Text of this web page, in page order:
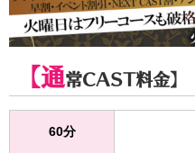
【通常CAST料金】
60分